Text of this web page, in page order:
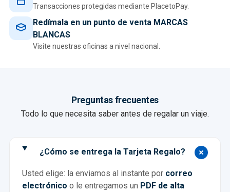
Transacciones protegidas mediante PlacetoPay.
Redímala en un punto de venta MARCAS
BLANCAS
Visite nuestras oficinas a nivel nacional.
Preguntas frecuentes
Todo lo que necesita saber antes de regalar un viaje.
¿Cómo se entrega la Tarjeta Regalo?
Usted elige: la enviamos al instante por correo
electrónico o le entregamos un PDF de alta